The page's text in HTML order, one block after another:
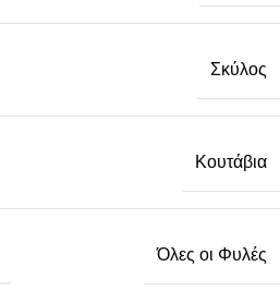
Σκύλος
Κουτάβια
Όλες οι Φυλές